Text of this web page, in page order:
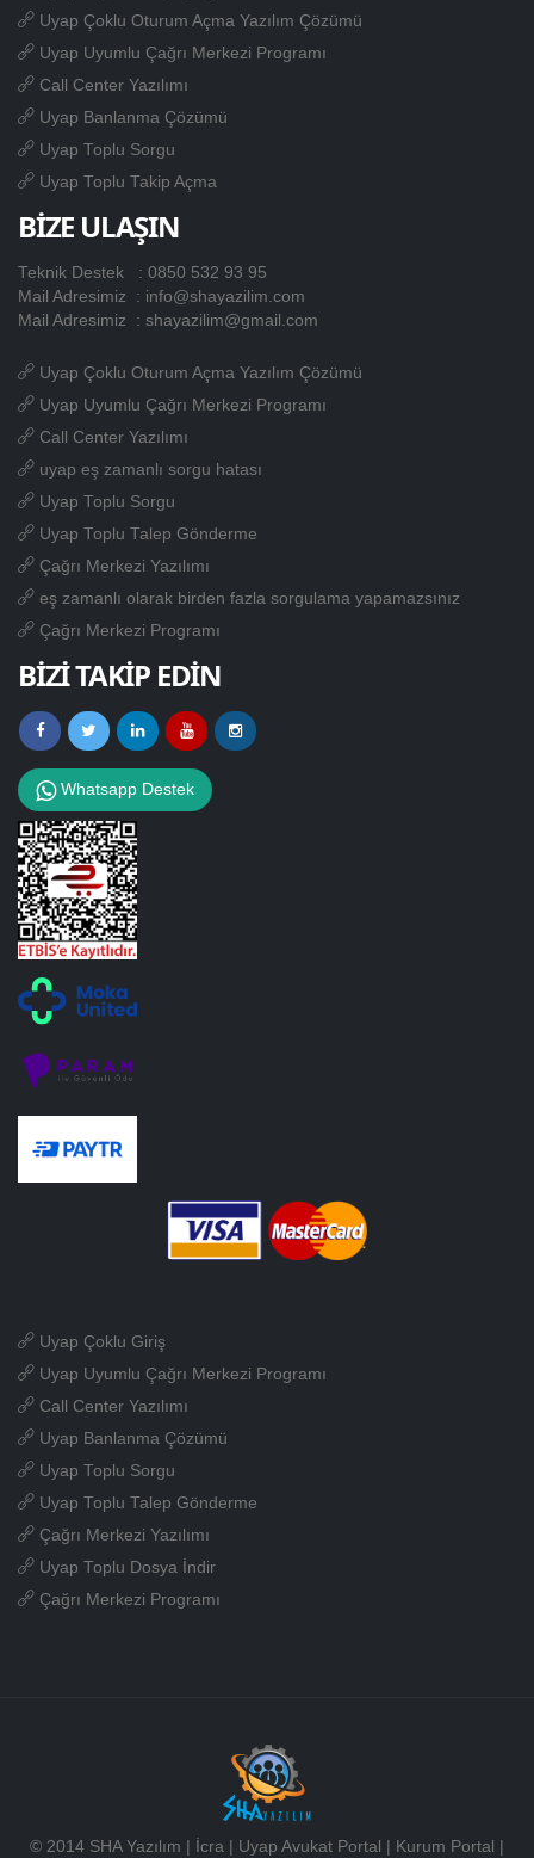
Uyap Çoklu Oturum Açma Yazılım Çözümü
Uyap Uyumlu Çağrı Merkezi Programı
Call Center Yazılımı
Uyap Banlanma Çözümü
Uyap Toplu Sorgu
Uyap Toplu Takip Açma
BİZE ULAŞIN
Teknik Destek : 0850 532 93 95
Mail Adresimiz : info@shayazilim.com
Mail Adresimiz : shayazilim@gmail.com
Uyap Çoklu Oturum Açma Yazılım Çözümü
Uyap Uyumlu Çağrı Merkezi Programı
Call Center Yazılımı
uyap eş zamanlı sorgu hatası
Uyap Toplu Sorgu
Uyap Toplu Talep Gönderme
Çağrı Merkezi Yazılımı
eş zamanlı olarak birden fazla sorgulama yapamazsınız
Çağrı Merkezi Programı
BİZİ TAKİP EDİN
Whatsapp Destek
Uyap Çoklu Giriş
Uyap Uyumlu Çağrı Merkezi Programı
Call Center Yazılımı
Uyap Banlanma Çözümü
Uyap Toplu Sorgu
Uyap Toplu Talep Gönderme
Çağrı Merkezi Yazılımı
Uyap Toplu Dosya İndir
Çağrı Merkezi Programı
© 2014 SHA Yazılım | İcra | Uyap Avukat Portal | Kurum Portal |